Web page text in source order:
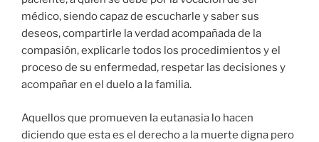
médico, siendo capaz de escucharle y saber sus
deseos, compartirle la verdad acompañada de la
compasión, explicarle todos los procedimientos y el
proceso de su enfermedad, respetar las decisiones y
acompañar en el duelo a la familia.
Aquellos que promueven la eutanasia lo hacen
diciendo que esta es el derecho a la muerte digna pero